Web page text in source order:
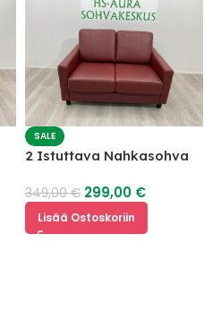
SALE
2 Istuttava Nahkasohva
349,00€ 299,00 €
Lisää Ostoskoriin